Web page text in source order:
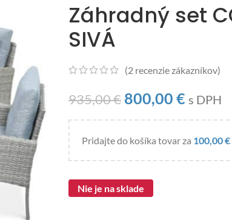
Záhradný set
SIVÁ
(2recenzie zákazníkov)
935,00€ 800,00 € s DPH
Pridajte do košíka tovar za 100,00€
Nie je na sklade